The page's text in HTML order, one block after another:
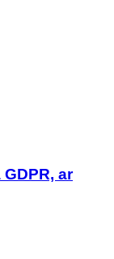
ar